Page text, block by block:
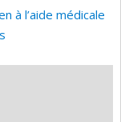
à l’aide médicale